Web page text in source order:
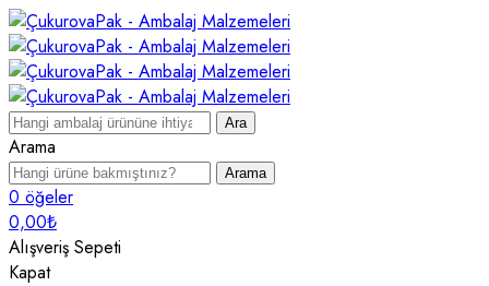
Ara
Arama
Arama
0 öğeler
0,00₺
Alışveriş Sepeti
Kapat